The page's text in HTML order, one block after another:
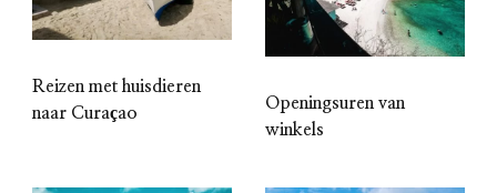
Reizen met huisdieren
naar Curaçao
Openingsuren van
winkels